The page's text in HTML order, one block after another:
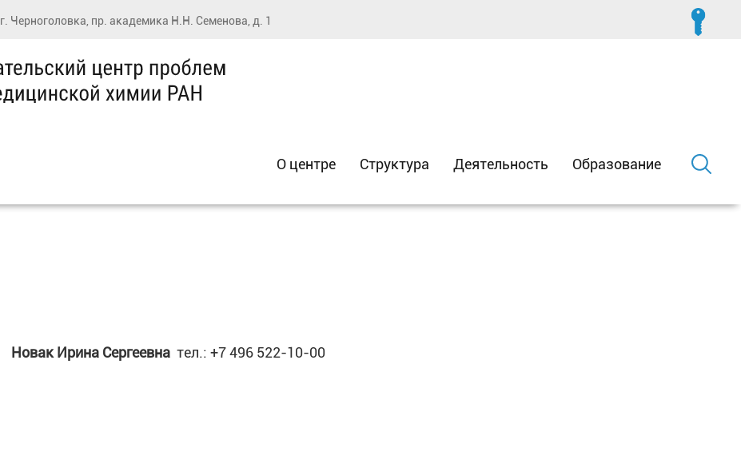
г. Черноголовка, пр. академика Н.Н. Семенова, д. 1
О центре Структура Деятельность Образование
Новак Ирина Сергеевна тел.: +7 496 522-10-00